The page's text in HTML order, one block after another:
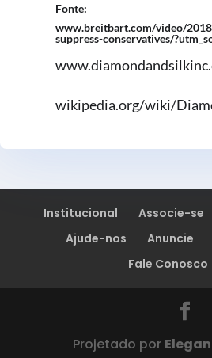
Fonte:
www.breitbart.com/video/
suppress-conservatives/
wikipedia.org/wiki/
Institucional Associe-se
Ajude-nos
Anuncie
Fale Conosco
Projetado por